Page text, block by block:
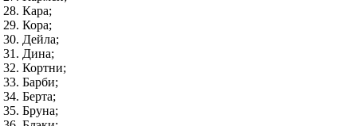
Кара;
Кора;
Дейла;
Дина;
Кортни;
Барби;
Берта;
Бруна;